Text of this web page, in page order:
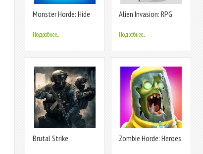
Monster Horde: Hide
Подробнее...
Alien Invasion: RPG
Подробнее...
Brutal Strike
Zombie Horde: Heroes